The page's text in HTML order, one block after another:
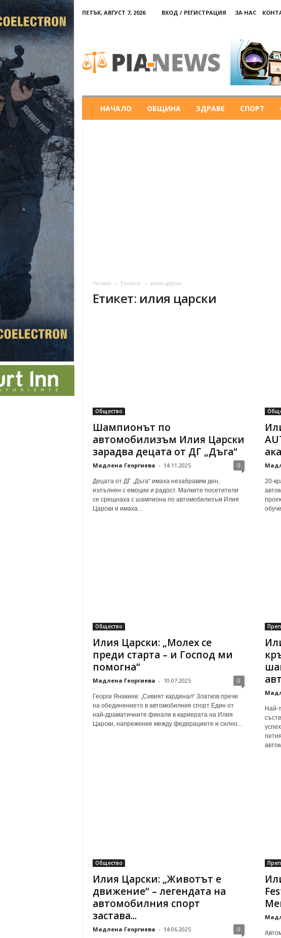
ПЕТЪК, АВГУСТ 7, 2026 ВХОД / РЕГИСТРАЦИЯ ЗА НАС
НАЧАЛО ОБЩИНА ЗДРАВЕ СПОРТ
Начало Етикети илия царски
Етикет: илия царски
Общество
Шампионът по
автомобилизъм Илия Царски
зарадва децата от ДГ „Дъга“
Мадлена Георгиева - 14.11.2025 0
Децата от ДГ „Дъга“ имаха незабравим ден,
изпълнен с емоции и радост. Малките посетители
се срещнаха с шампиона по автомобилизъм Илия
Царски и имаха...
20-
Общество
Илия Царски: „Молех се
преди старта – и Господ ми
помогна“
Мадлена Георгиева - 10.07.2025 0
Георги Янакиев: „Сивият кардинал“ Златков пречи
на обединението в автомобилния спорт Един от
най-драматичните финали в кариерата на Илия
Царски, напрежение между федерациите и силно...
Най-
Общество
Илия Царски: „Животът е
движение“ – легендата на
автомобилния спорт
застава...
Мадлена Георгиева - 14.06.2025 0